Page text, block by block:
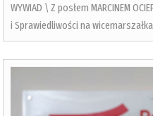
WYWIAD \ Z posłem MARCINEM
i Sprawiedliwości na wicemarszałka